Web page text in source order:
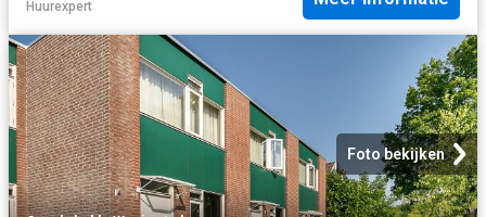
Huurexpert
Foto bekijken